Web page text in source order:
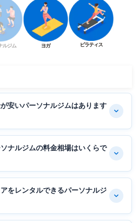
ルジム ヨガ ピラティス
安いパーソナルジムはあります
ナルジムの料金相場はいくらで
をレンタルできるパーソナルジ